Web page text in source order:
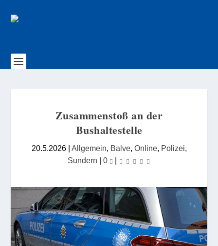
Zusammenstoß an der
Bushaltestelle
20.5.2026| Allgemein, Balve, Online, Polizei,
Sundern | 0 |